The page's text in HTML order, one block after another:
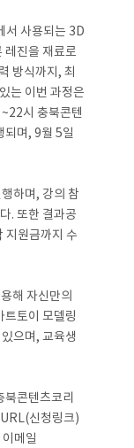
서 사용되는 3D
레진을 재료로
방식까지, 최
는 이번 과정은
시 충북콘텐
되며, 9월 5일
하며, 강의 참
. 또한 결과공
지원금까지 수
해 자신만의
트토이 모델링
으며, 교육생
콘텐츠코리
신청링크)
메일